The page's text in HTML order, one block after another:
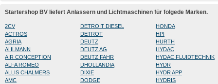
Startershop BV liefert Anlassern und Lichtmaschinen für folgede Marken.
2CV
ACTROS
AGRIA
AHLMANN
AIR CONCEPTION
ALFA ROMEO
ALLIS CHALMERS
AMC
DETROIT DIESEL
DETROT
DEUTZ
DEUTZ AG
DEUTZ FAHR
DHOLLANDIA
DIXIE
DODGE
HONDA
HPI
HURTH
HYDAC
HYDAC FLUIDTECHNIK
HYDR
HYDR APP
HYDRIS